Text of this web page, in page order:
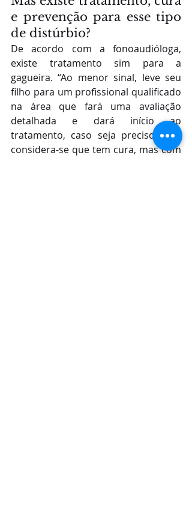
e prevenção para esse tipo
de distúrbio?
De acordo com a fonoaudióloga,
existe tratamento sim para a
gagueira. “Ao menor sinal, leve seu
filho para um profissional qualificado
na área que fará uma avaliação
detalhada e dará início ao
tratamento, caso seja preciso. Não
considera-se que tem cura, mas com